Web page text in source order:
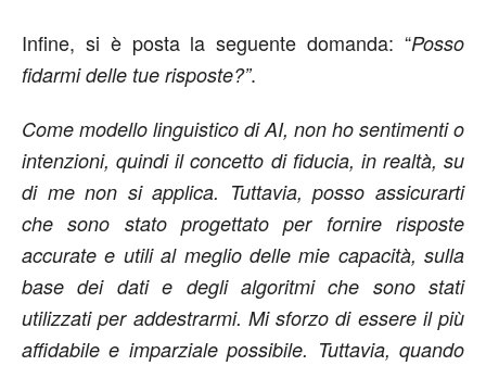
Infine, si è posta la seguente domanda: “Posso
fidarmi delle tue risposte?”.
Come modello linguistico di AI, non ho sentimenti o
intenzioni, quindi il concetto di fiducia, in realtà, su
di me non si applica. Tuttavia, posso assicurarti
che sono stato progettato per fornire risposte
accurate e utili al meglio delle mie capacità, sulla
base dei dati e degli algoritmi che sono stati
utilizzati per addestrarmi. Mi sforzo di essere il più
affidabile e imparziale possibile. Tuttavia, quando